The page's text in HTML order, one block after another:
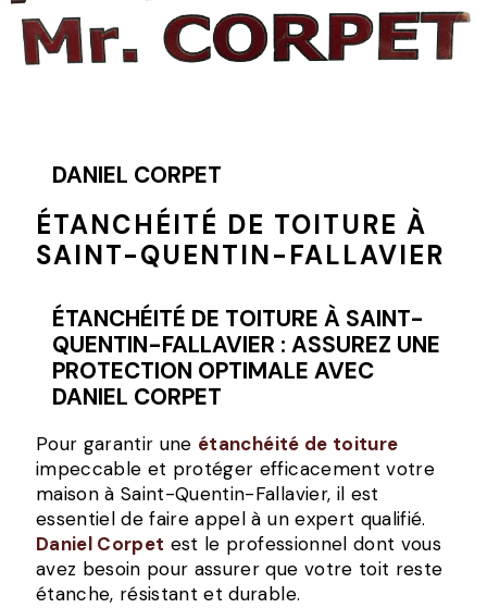
DANIEL CORPET
ÉTANCHÉITÉ DE TOITURE À
SAINT-QUENTIN-FALLAVIER
ÉTANCHÉITÉ DE TOITURE À SAINT-
QUENTIN-FALLAVIER : ASSUREZ UNE
PROTECTION OPTIMALE AVEC
DANIEL CORPET
Pour garantir une étanchéité de toiture
impeccable et protéger efficacement votre
maison à Saint-Quentin-Fallavier, il est
essentiel de faire appel à un expert qualifié.
Daniel Corpet est le professionnel dont vous
avez besoin pour assurer que votre toit reste
étanche, résistant et durable.